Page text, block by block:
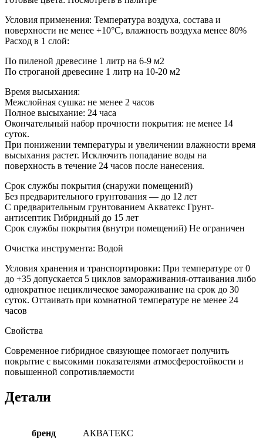
Условия применения: Температура воздуха, состава и
поверхности не менее +10°C, влажность воздуха менее 80%
Расход в 1 слой:
По пиленой древесине 1 литр на 6-9 м2
По строганой древесине 1 литр на 10-20 м2
Время высыхания:
Межслойная сушка: не менее 2 часов
Полное высыхание: 24 часа
Окончательный набор прочности покрытия: не менее 14
суток.
При понижении температуры и увеличении влажности время
высыхания растет. Исключить попадание воды на
поверхность в течение 24 часов после нанесения.
Срок службы покрытия (снаружи помещений)
Без предварительного грунтования — до 12 лет
С предварительным грунтованием Акватекс Грунт-
антисептик Гибридный до 15 лет
Срок службы покрытия (внутри помещений) Не ограничен
Очистка инструмента: Водой
Условия хранения и транспортировки: При температуре от 0
до +35 допускается 5 циклов замораживания-оттаивания либо
однократное нециклическое замораживание на срок до 30
суток. Оттаивать при комнатной температуре не менее 24
часов
Свойства
Современное гибридное связующее помогает получить
покрытие с высокими показателями атмосферостойкости и
повышенной сопротивляемости
Детали
бренд АКВАТЕКС